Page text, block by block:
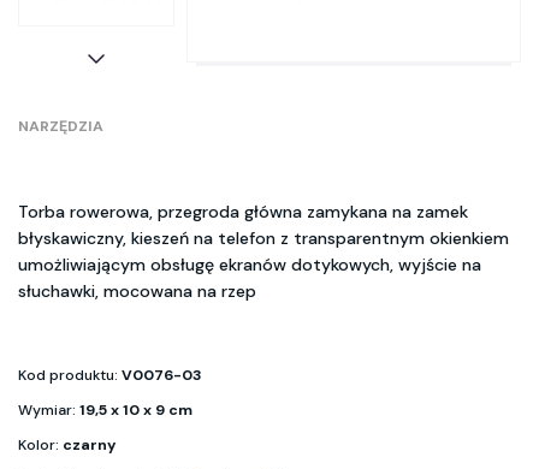
NARZĘDZIA
Torba rowerowa, przegroda główna zamykana na zamek
błyskawiczny, kieszeń na telefon z transparentnym okienkiem
umożliwiającym obsługę ekranów dotykowych, wyjście na
słuchawki, mocowana na rzep
Kod produktu: V0076-03
Wymiar: 19,5 x 10 x 9 cm
Kolor: czarny